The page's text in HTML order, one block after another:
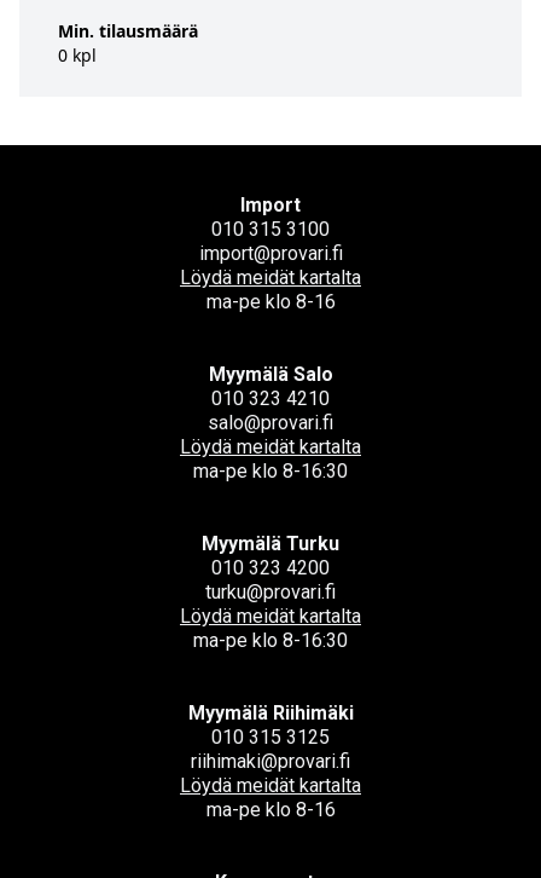
Min. tilausmäärä
0 kpl
Import
010 315 3100
import@provari.fi
Löydä meidät kartalta
ma-pe klo 8-16
Myymälä Salo
010 323 4210
salo@provari.fi
Löydä meidät kartalta
ma-pe klo 8-16:30
Myymälä Turku
010 323 4200
turku@provari.fi
Löydä meidät kartalta
ma-pe klo 8-16:30
Myymälä Riihimäki
010 315 3125
riihimaki@provari.fi
Löydä meidät kartalta
ma-pe klo 8-16